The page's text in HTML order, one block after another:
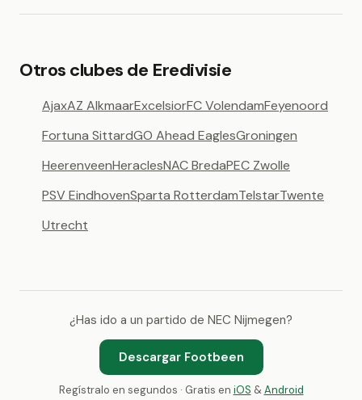
Otros clubes de Eredivisie
AjaxAZ AlkmaarExcelsiorFC VolendamFeyenoord
Fortuna SittardGO Ahead EaglesGroningen
HeerenveenHeraclesNAC BredaPEC Zwolle
PSV EindhovenSparta RotterdamTelstarTwente
Utrecht
¿Has ido a un partido de NEC Nijmegen?
Descargar Footbeen
Regístralo en segundos · Gratis en iOS &Android